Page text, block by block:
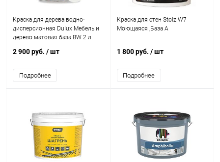
Краска для дерева водно-
дисперсионная Dulux Мебель и
дерево матовая база BW 2 л.
2 900 руб. / шт
Подробнее
Краска для стен Stolz W7
Моющаяся ,База А
1 800 руб. / шт
Подробнее